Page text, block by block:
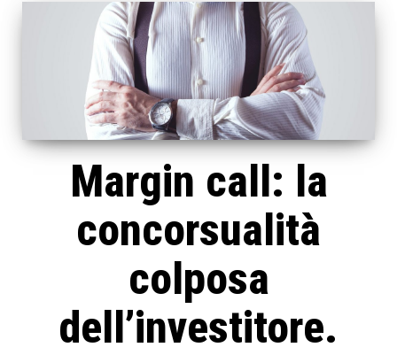
Margin call: la
concorsualità
colposa
dell’investitore.